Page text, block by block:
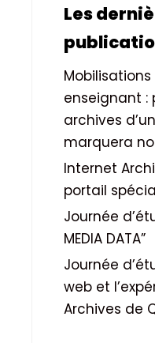
Les
enseignant :
archives
marquera
Internet
portail
Journée
MEDIA DATA”
Journée
web et
Archives de